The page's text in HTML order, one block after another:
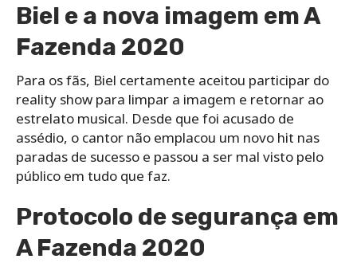
Biel e a nova imagem em A
Fazenda 2020
Para os fãs, Biel certamente aceitou participar do
reality show para limpar a imagem e retornar ao
estrelato musical. Desde que foi acusado de
assédio, o cantor não emplacou um novo hit nas
paradas de sucesso e passou a ser mal visto pelo
público em tudo que faz.
Protocolo de segurança em
A Fazenda 2020